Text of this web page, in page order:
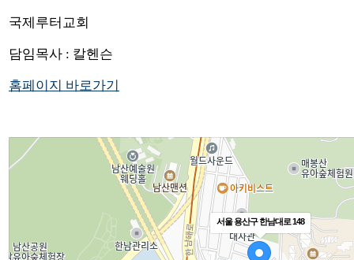
국제루터교회
담임목사 : 칼헨슨
홈페이지 바로가기
서울 용산구 한남대로 148